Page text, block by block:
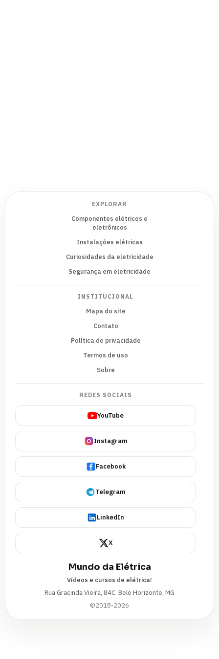
EXPLORAR
Componentes elétricos e
eletrônicos
Instalações elétricas
Curiosidades da eletricidade
Segurança em eletricidade
INSTITUCIONAL
Mapa do site
Contato
Política de privacidade
Termos de uso
Sobre
REDES SOCIAIS
YouTube
Instagram
Facebook
Telegram
LinkedIn
X
Mundo da Elétrica
Vídeos e cursos de elétrica!
Rua Gracinda Vieira, 84C. Belo Horizonte, MG
©2018-2026